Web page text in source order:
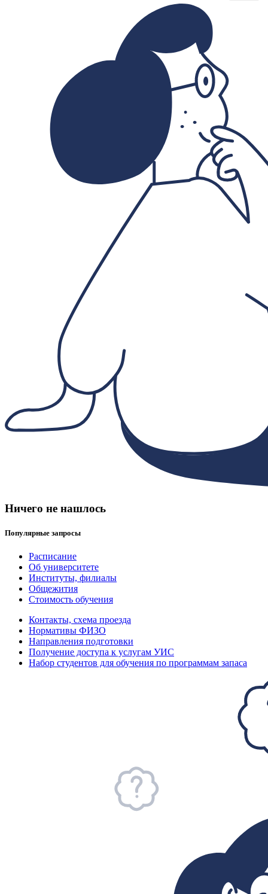
Ничего не нашлось
Популярные запросы
Расписание
Об университете
Институты, филиалы
Общежития
Стоимость обучения
Контакты, схема проезда
Нормативы ФИЗО
Направления подготовки
Получение доступа к услугам УИС
Набор студентов для обучения по программам запаса